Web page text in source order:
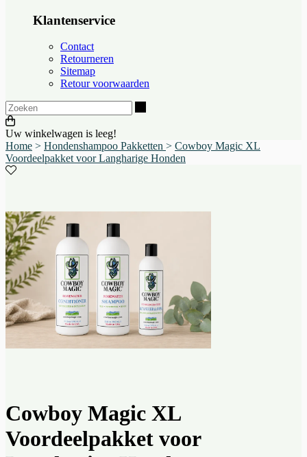
Klantenservice
Contact
Retourneren
Sitemap
Retour voorwaarden
Uw winkelwagen is leeg!
Home > Hondenshampoo Pakketten > Cowboy Magic XL
Voordeelpakket voor Langharige Honden
Cowboy Magic XL
Voordeelpakket voor